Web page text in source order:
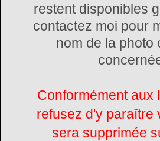
restent disponibles
contactez moi pour
nom de la photo
Conformément aux
refusez d'y paraître
sera supprimée